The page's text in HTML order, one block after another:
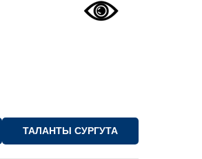
ТАЛАНТЫ СУРГУТА